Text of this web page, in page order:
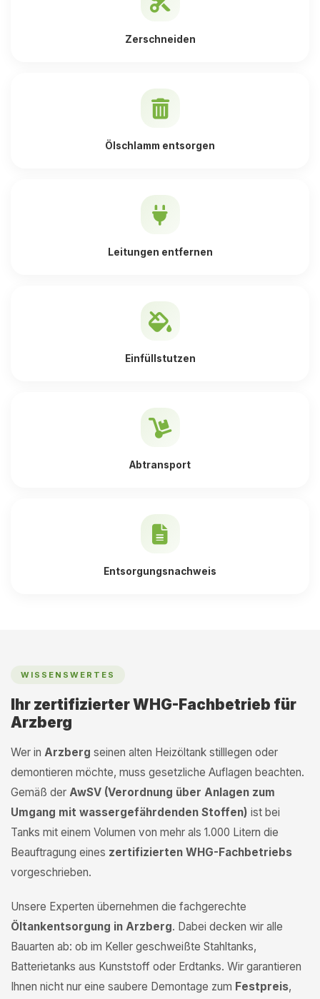
Zerschneiden
Ölschlamm entsorgen
Leitungen entfernen
Einfüllstutzen
Abtransport
Entsorgungsnachweis
WISSENSWERTES
Ihr zertifizierter WHG-Fachbetrieb für
Arzberg
Wer in Arzberg seinen alten Heizöltank stilllegen oder
demontieren möchte, muss gesetzliche Auflagen beachten.
Gemäß der AwSV (Verordnung über Anlagen zum
Umgang mit wassergefährdenden Stoffen) ist bei
Tanks mit einem Volumen von mehr als 1.000 Litern die
Beauftragung eines zertifizierten WHG-Fachbetriebs
vorgeschrieben.
Unsere Experten übernehmen die fachgerechte
Öltankentsorgung in Arzberg. Dabei decken wir alle
Bauarten ab: ob im Keller geschweißte Stahltanks,
Batterietanks aus Kunststoff oder Erdtanks. Wir garantieren
Ihnen nicht nur eine saubere Demontage zum Festpreis,